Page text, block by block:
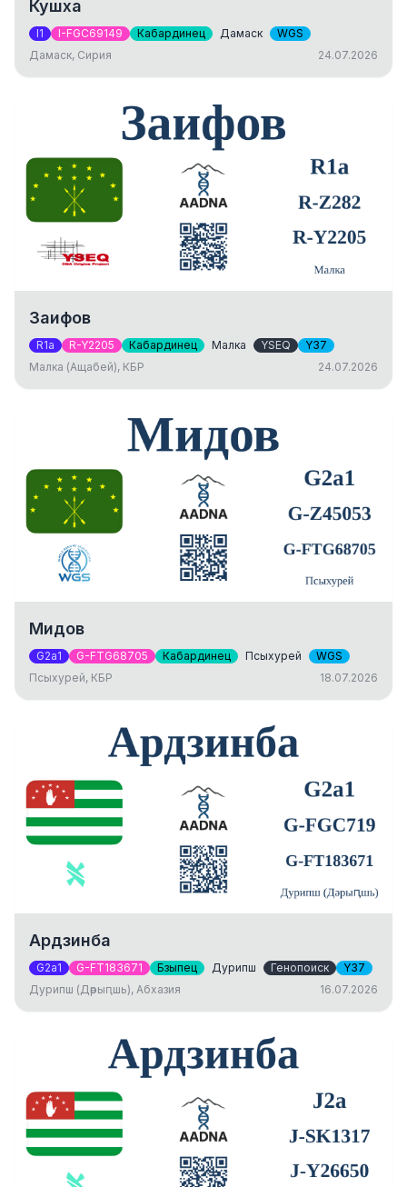
Кушха
I1 I-FGC69149 Кабардинец Дамаск
WGS
Дамаск, Сирия
24.07.2026
Заифов
R1a R-Y2205 Кабардинец Малка YSEQ
Y37
Малка (Ащабей), КБР
24.07.2026
Мидов
G2a1 G-FTG68705 Кабардинец Псыхурей
WGS
Псыхурей, КБР
18.07.2026
Ардзинба
G2a1 G-FT183671 Бзыпец Дурипш Генопоиск
Y37
Дурипш (Дәрыԥшь), Абхазия
16.07.2026